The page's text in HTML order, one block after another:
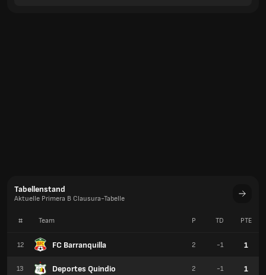
Tabellenstand
Aktuelle Primera B Clausura-Tabelle
# Team
12 FC Barranquilla
13 Deportes Quindio
P TD PTE
2 -1 1
2 -1 1